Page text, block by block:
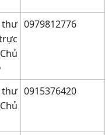
0979812776
0915376420